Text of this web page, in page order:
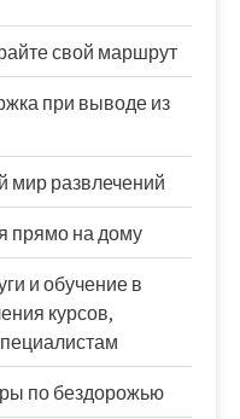
свой маршрут
при выводе из
мир развлечений
прямо на дому
и обучение в
курсов,
по бездорожью